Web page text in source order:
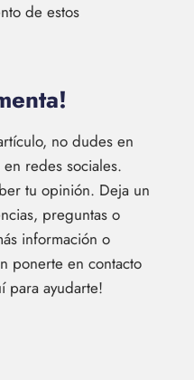
de estos
no dudes en
redes sociales.
tu opinión. Deja un
preguntas o
información o
ponerte en contacto
para ayudarte!